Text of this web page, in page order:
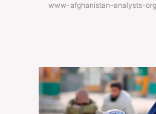
www-afghanistan–analysts-